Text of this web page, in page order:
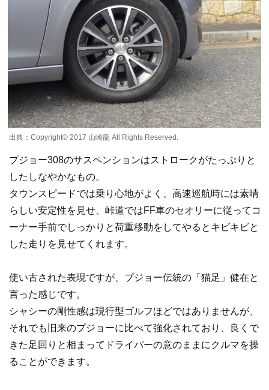
出典：Copyright©️ 2017 山崎龍 All Rights Reserved.
プジョー308のサスペンションはストロークがたっぷりと
したしなやかなもの。
タウンスピードでは乗り心地がよく、高速巡航時には素晴
らしい安定性を見せ、峠道ではFF車のセオリーに従ってコ
ーナー手前でしっかりと荷重移動をしてやるとキビキビと
した走りを見せてくれます。
使い古された表現ですが、プジョー伝統の「猫足」健在と
言った感じです。
シャシーの剛性感は現行型ゴルフほどではありませんが、
それでも旧来のプジョーに比べて強化されており、良くで
きた足回りと相まってドライバーの意のままにクルマを操
ることができます。